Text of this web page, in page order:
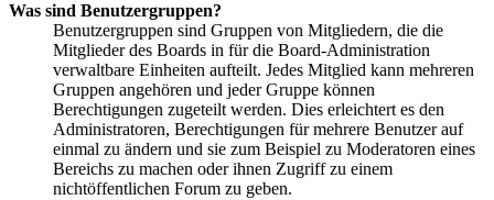
Was sind Benutzergruppen?
Benutzergruppen sind Gruppen von Mitgliedern, die die
Mitglieder des Boards in für die Board-Administration
verwaltbare Einheiten aufteilt. Jedes Mitglied kann mehreren
Gruppen angehören und jeder Gruppe können
Berechtigungen zugeteilt werden. Dies erleichtert es den
Administratoren, Berechtigungen für mehrere Benutzer auf
einmal zu ändern und sie zum Beispiel zu Moderatoren eines
Bereichs zu machen oder ihnen Zugriff zu einem
nichtöffentlichen Forum zu geben.